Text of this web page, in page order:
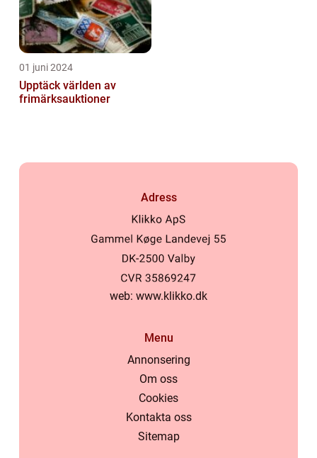
01 juni 2024
Upptäck världen av
frimärksauktioner
Adress
web: www.klikko.dk
Menu
Annonsering
Om oss
Cookies
Kontakta oss
Sitemap